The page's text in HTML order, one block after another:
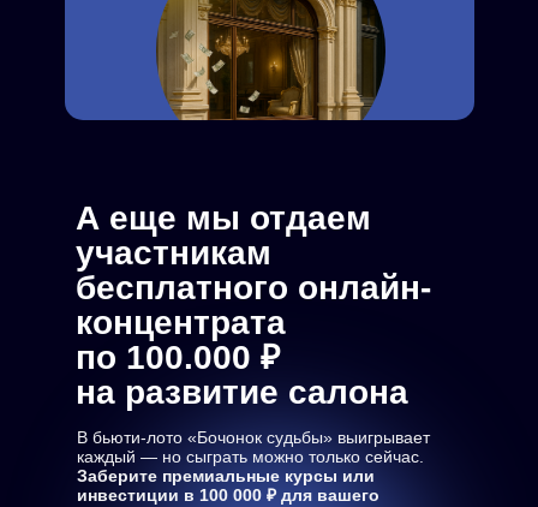
А еще мы отдаем
участникам
бесплатного онлайн-
концентрата
по 100.000 ₽
на развитие салона
В бьюти-лото «Бочонок судьбы» выигрывает
каждый — но сыграть можно только сейчас.
Заберите премиальные курсы или
инвестиции в 100 000 ₽ для вашего